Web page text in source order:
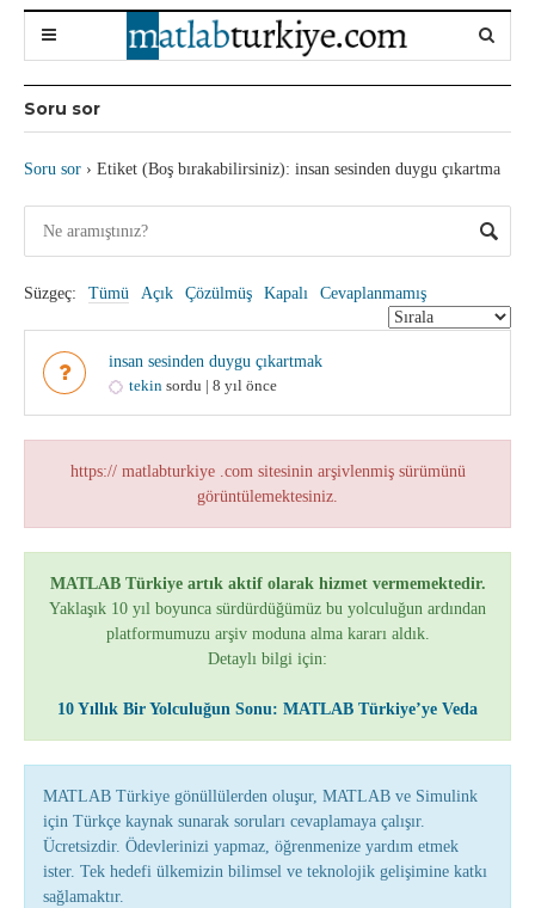
Soru sor
Soru sor › Etiket (Boş bırakabilirsiniz): insan sesinden duygu çıkartma
Süzgeç: Tümü Açık Çözülmüş Kapalı Cevaplanmamış
insan sesinden duygu çıkartmak
tekin sordu | 8 yıl önce
https:// matlabturkiye .com sitesinin arşivlenmiş sürümünü
görüntülemektesiniz.
MATLAB Türkiye artık aktif olarak hizmet vermemektedir.
Yaklaşık 10 yıl boyunca sürdürdüğümüz bu yolculuğun ardından
platformumuzu arşiv moduna alma kararı aldık.
Detaylı bilgi için:
10 Yıllık Bir Yolculuğun Sonu: MATLAB Türkiye’ye Veda
MATLAB Türkiye gönüllülerden oluşur, MATLAB ve Simulink
için Türkçe kaynak sunarak soruları cevaplamaya çalışır.
Ücretsizdir. Ödevlerinizi yapmaz, öğrenmenize yardım etmek
ister. Tek hedefi ülkemizin bilimsel ve teknolojik gelişimine katkı
sağlamaktır.